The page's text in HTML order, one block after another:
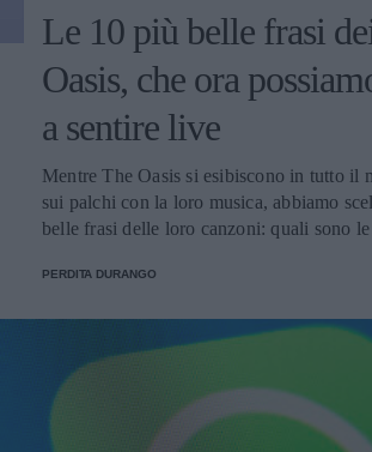
Le 10 più belle frasi
Oasis, che ora
a sentire live
Mentre The Oasis si esibiscono in tutto il
sui palchi con la loro musica, abbiamo
belle frasi delle loro canzoni: quali sono le
PERDITA DURANGO